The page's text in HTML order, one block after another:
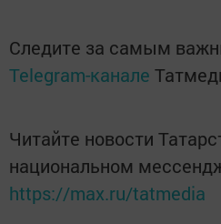
Следите за самым
Telegram-канале
Читайте новости
национальном
https://max.ru/tatmedia